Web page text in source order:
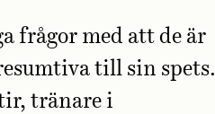
frågor med att de är
till sin spets.
tränare i